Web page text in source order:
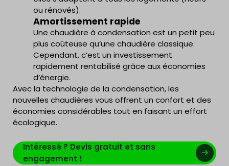
ou rénovés).
Amortissement rapide
Une chaudière à condensation est un petit peu
plus coûteuse qu’une chaudière classique.
Cependant, c’est un investissement
rapidement rentabilisé grâce aux économies
d’énergie.
Avec la technologie de la condensation, les
nouvelles chaudières vous offrent un confort et des
économies considérables tout en faisant un effort
écologique.
Intéressé ? Devis gratuit et sans
engagement !